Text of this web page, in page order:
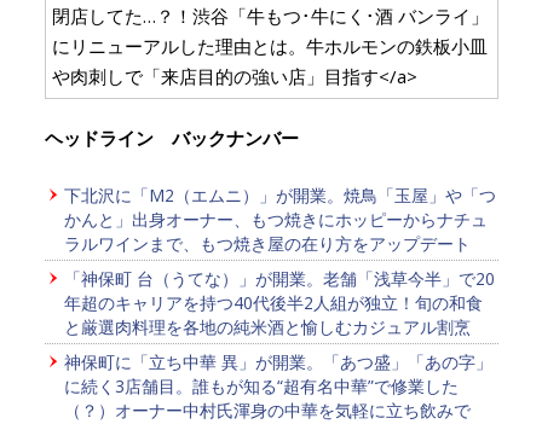
閉店してた…？！渋谷「牛もつ･牛にく･酒 バンライ」
にリニューアルした理由とは。牛ホルモンの鉄板小皿
や肉刺しで「来店目的の強い店」目指す</a>
ヘッドライン バックナンバー
下北沢に「M2（エムニ）」が開業。焼鳥「玉屋」や「つ
かんと」出身オーナー、もつ焼きにホッピーからナチュ
ラルワインまで、もつ焼き屋の在り方をアップデート
「神保町 台（うてな）」が開業。老舗「浅草今半」で20
年超のキャリアを持つ40代後半2人組が独立！旬の和食
と厳選肉料理を各地の純米酒と愉しむカジュアル割烹
神保町に「立ち中華 異」が開業。「あつ盛」「あの字」
に続く3店舗目。誰もが知る“超有名中華”で修業した
（？）オーナー中村氏渾身の中華を気軽に立ち飲みで